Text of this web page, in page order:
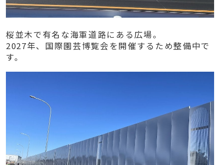
桜並木で有名な海軍道路にある広場。
2027年、国際園芸博覧会を開催するため整備中で
す。